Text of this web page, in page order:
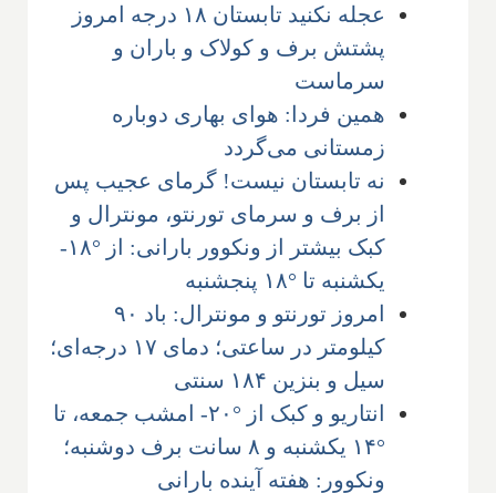
عجله نکنید تابستان ۱۸ درجه امروز
پشتش برف و کولاک و باران و
سرماست
همین فردا: هوای بهاری دوباره
زمستانی می‌گردد
نه تابستان نیست! گرمای عجیب پس
از برف و سرمای تورنتو، مونترال و
کبک بیشتر از ونکوور بارانی: از °۱۸-
یکشنبه تا °۱۸ پنجشنبه
امروز تورنتو و مونترال: باد ۹۰
کیلومتر در ساعتی؛ دمای ۱۷ درجه‌ای؛
سیل و بنزین ۱۸۴ سنتی
انتاریو و کبک از °۲۰- امشب جمعه، تا
°۱۴ یکشنبه و ۸ سانت برف دوشنبه؛
ونکوور: هفته آینده بارانی